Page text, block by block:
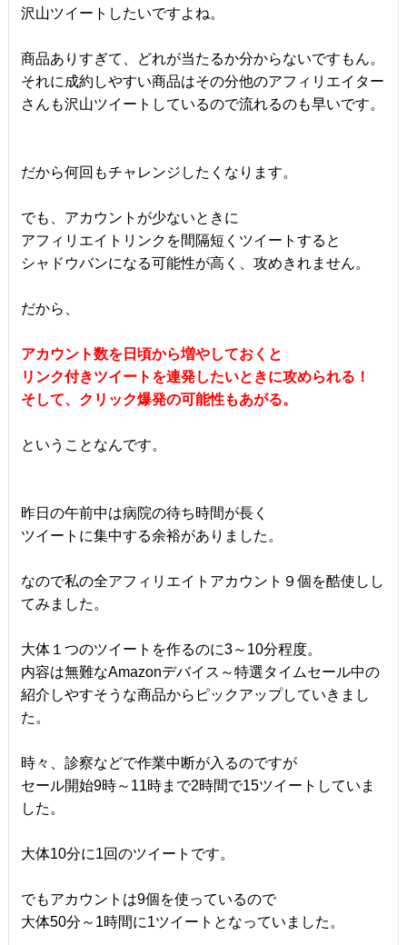
沢山ツイートしたいですよね。
商品ありすぎて、どれが当たるか分からないですもん。
それに成約しやすい商品はその分他のアフィリエイター
さんも沢山ツイートしているので流れるのも早いです。
だから何回もチャレンジしたくなります。
でも、アカウントが少ないときに
アフィリエイトリンクを間隔短くツイートすると
シャドウバンになる可能性が高く、攻めきれません。
だから、
アカウント数を日頃から増やしておくと
リンク付きツイートを連発したいときに攻められる！
そして、クリック爆発の可能性もあがる。
ということなんです。
昨日の午前中は病院の待ち時間が長く
ツイートに集中する余裕がありました。
なので私の全アフィリエイトアカウント９個を酷使しし
てみました。
大体１つのツイートを作るのに3～10分程度。
内容は無難なAmazonデバイス～特選タイムセール中の
紹介しやすそうな商品からピックアップしていきまし
た。
時々、診察などで作業中断が入るのですが
セール開始9時～11時まで2時間で15ツイートしていま
した。
大体10分に1回のツイートです。
でもアカウントは9個を使っているので
大体50分～1時間に1ツイートとなっていました。